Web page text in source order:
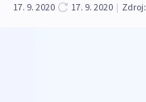
17. 9. 2020
17. 9. 2020 | Zdroj: